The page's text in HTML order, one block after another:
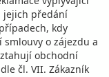
jejich předání
kdy
smlouvy o zájezdu a
obchodní
čl. VII. Zákazník